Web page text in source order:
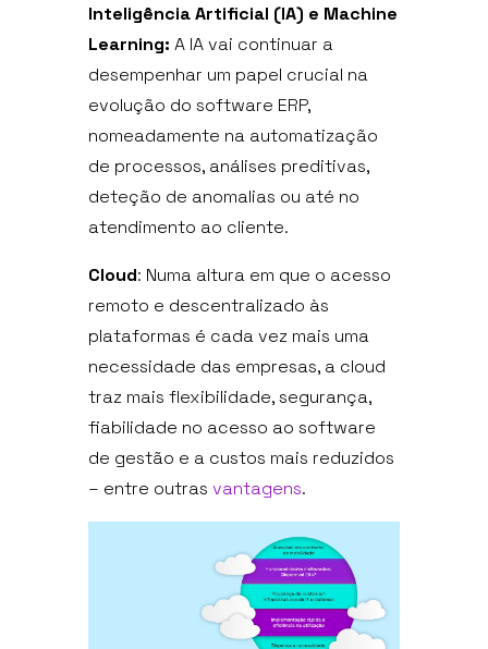
CARREIRAS
SUPORTE
CONTACTOS
PEDIR PROPOSTA
Inteligência Artificial (IA) e Machine
Learning: A IA vai continuar a
desempenhar um papel crucial na
evolução do software ERP,
nomeadamente na automatização
de processos, análises preditivas,
deteção de anomalias ou até no
atendimento ao cliente.
Cloud: Numa altura em que o acesso
remoto e descentralizado às
plataformas é cada vez mais uma
necessidade das empresas, a cloud
traz mais flexibilidade, segurança,
fiabilidade no acesso ao software
de gestão e a custos mais reduzidos
– entre outras vantagens.